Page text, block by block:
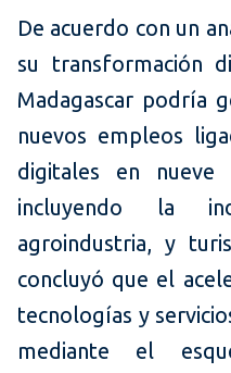
De acuerdo con un
su transformación
Madagascar podría
nuevos empleos
digitales en nueve
incluyendo la
agroindustria, y
concluyó que el
tecnologías y
mediante el